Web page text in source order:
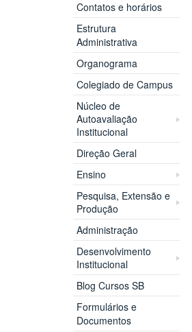
Contatos e horários
Estrutura
Administrativa
Organograma
Colegiado de Campus
Núcleo de
Autoavaliação
Institucional
Direção Geral
Ensino
Pesquisa, Extensão e
Produção
Administração
Desenvolvimento
Institucional
Blog Cursos SB
Formulários e
Documentos